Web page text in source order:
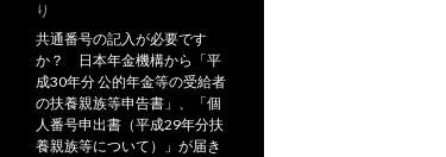
り
共通番号の記入が必要です
か？ 日本年金機構から「平
成30年分 公的年金等の受給者
の扶養親族等申告書」、「個
人番号申出書（平成29年分扶
養親族等について）」が届き